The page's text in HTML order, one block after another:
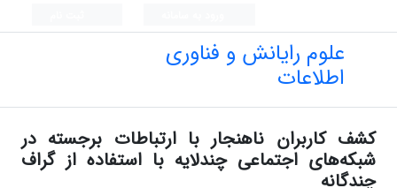
علوم رایانش و فناوری
اطلاعات
کشف کاربران ناهنجار با ارتباطات برجسته در
شبکه‌های اجتماعی چندلایه با استفاده از گراف
چندگانه